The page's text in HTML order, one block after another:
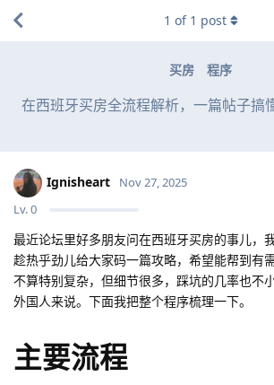
买房 程序
在西班牙买房全流程解析，一篇帖子搞
1 of 1 post
Ignisheart
Lv.0
Nov 27, 2025
最近论坛里好多朋友问在西班牙买房的事儿，
趁热乎劲儿给大家码一篇攻略，希望能帮到有
不算特别复杂，但细节很多，踩坑的几率也不
外国人来说。下面我把整个程序梳理一下。
主要流程